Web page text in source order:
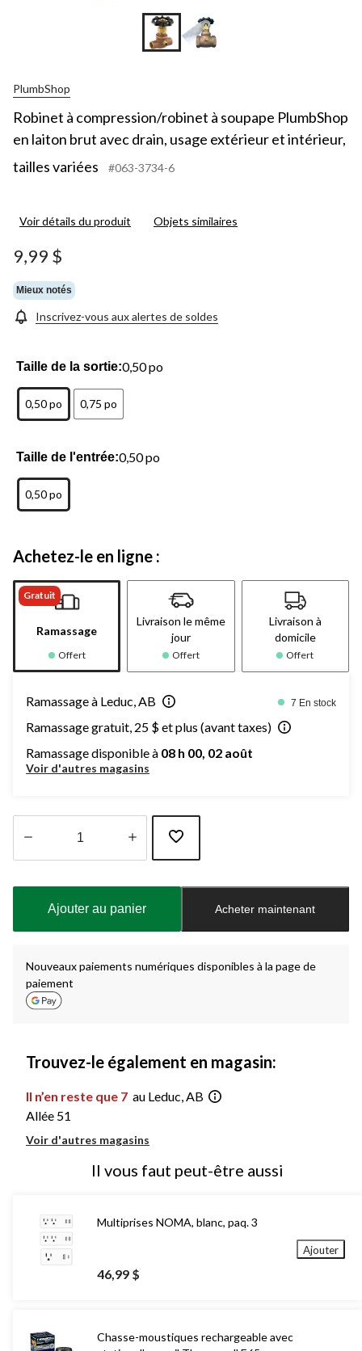
PlumbShop
Robinet à compression/robinet à soupape PlumbShop
en laiton brut avec drain, usage extérieur et intérieur,
tailles variées
#063-3734-6
Voir détails du produit Objets similaires
9,99 $
Mieux notés
Inscrivez-vous aux alertes de soldes
Taille de la sortie:0,50 po
0,50 po 0,75 po
Taille de l'entrée:0,50 po
0,50 po
Achetez-le en ligne :
Gratuit
Ramassage
Offert
Livraison le même
jour
Offert
Livraison à
domicile
Offert
Ramassage à Leduc, AB 7 En stock
Ramassage gratuit, 25 $ et plus (avant taxes)
Ramassage disponible à 08 h 00, 02 août
Voir d'autres magasins
à
Ajouter au panier Acheter maintenant
Nouveaux paiements numériques disponibles à la page de
paiement
Trouvez-le également en magasin:
Il n’en reste que 7 au Leduc, AB
Allée 51
Voir d'autres magasins
Il vous faut peut-être aussi
Multiprises NOMA, blanc, paq. 3
46,99 $
Ajouter
Chasse-moustiques rechargeable avec